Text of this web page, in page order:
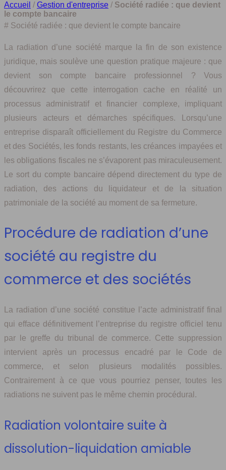
Accueil / Gestion d'entreprise / Société radiée : que devient
le compte bancaire
# Société radiée : que devient le compte bancaire
La radiation d’une société marque la fin de son existence
juridique, mais soulève une question pratique majeure : que
devient son compte bancaire professionnel ? Vous
découvrirez que cette interrogation cache en réalité un
processus administratif et financier complexe, impliquant
plusieurs acteurs et démarches spécifiques. Lorsqu’une
entreprise disparaît officiellement du Registre du Commerce
et des Sociétés, les fonds restants, les créances impayées et
les obligations fiscales ne s’évaporent pas miraculeusement.
Le sort du compte bancaire dépend directement du type de
radiation, des actions du liquidateur et de la situation
patrimoniale de la société au moment de sa fermeture.
Procédure de radiation d’une
société au registre du
commerce et des sociétés
La radiation d’une société constitue l’acte administratif final
qui efface définitivement l’entreprise du registre officiel tenu
par le greffe du tribunal de commerce. Cette suppression
intervient après un processus encadré par le Code de
commerce, et selon plusieurs modalités possibles.
Contrairement à ce que vous pourriez penser, toutes les
radiations ne suivent pas le même chemin procédural.
Radiation volontaire suite à
dissolution-liquidation amiable